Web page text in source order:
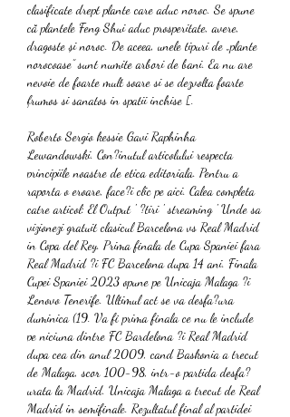
clasificate drept plante care aduc noroc. Se spune
că plantele Feng Shui aduc prosperitate, avere,
dragoste și noroc. De aceea, unele tipuri de „plante
norocoase” sunt numite arbori de bani. Ea nu are
nevoie de foarte mult soare si se dezvolta foarte
frumos si sanatos in spatii inchise [.
Roberto Sergio kessie Gavi Raphinha
Lewandowski. Con?inutul articolului respecta
principiile noastre de etica editoriala. Pentru a
raporta o eroare, face?i clic pe aici. Calea completa
catre articol: El Output ' ?tiri ' streaming ' Unde sa
vizionezi gratuit clasicul Barcelona vs Real Madrid
in Copa del Rey. Prima finala de Cupa Spaniei fara
Real Madrid ?i FC Barcelona dupa 14 ani. Finala
Cupei Spaniei 2023 opune pe Unicaja Malaga ?i
Lenovo Tenerife. Ultimul act se va desfa?ura
duminica (19. Va fi prima finala ce nu le include
pe niciuna dintre FC Bardelona ?i Real Madrid
dupa cea din anul 2009, cand Baskonia a trecut
de Malaga, scor 100-98, intr-o partida desfa?
urata la Madrid. Unicaja Malaga a trecut de Real
Madrid in semifinale. Rezultatul final al partidei